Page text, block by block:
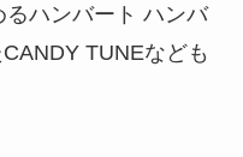
ハンバート ハンバ
TUNEなども